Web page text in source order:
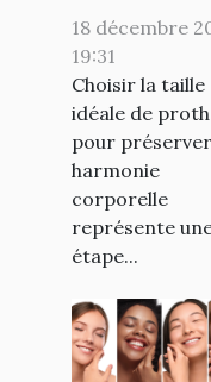
idéale de
prothèses
une harmonie
corporelle ?
18 décembre
19:31
Choisir la taille
idéale de
pour
harmonie
corporelle
représente
étape...